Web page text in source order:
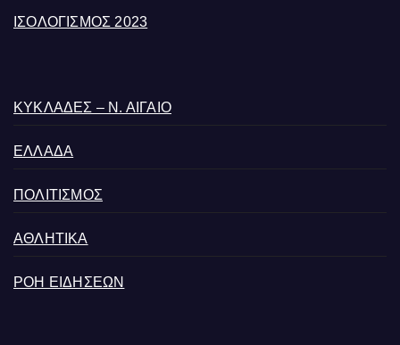
ΙΣΟΛΟΓΙΣΜΟΣ 2023
ΚΥΚΛΑΔΕΣ – Ν. ΑΙΓΑΙΟ
ΕΛΛΑΔΑ
ΠΟΛΙΤΙΣΜΟΣ
ΑΘΛΗΤΙΚΑ
ΡΟΗ ΕΙΔΗΣΕΩΝ